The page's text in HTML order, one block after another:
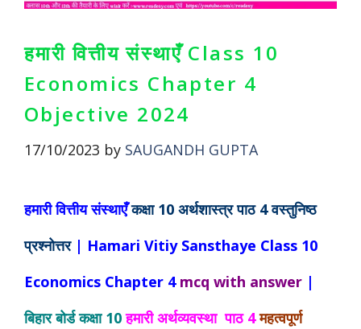
हमारी वित्तीय संस्थाएँ Class 10
Economics Chapter 4
Objective 2024
17/10/2023 by SAUGANDH GUPTA
हमारी वित्तीय संस्थाएँकक्षा 10 अर्थशास्त्रपाठ 4 वस्तुनिष्ठ
प्रश्नोत्तर| Hamari Vitiy Sansthaye Class 10
Economics Chapter 4 mcq with answer |
बिहार बोर्ड कक्षा 10हमारी अर्थव्यवस्था पाठ 4महत्वपूर्ण